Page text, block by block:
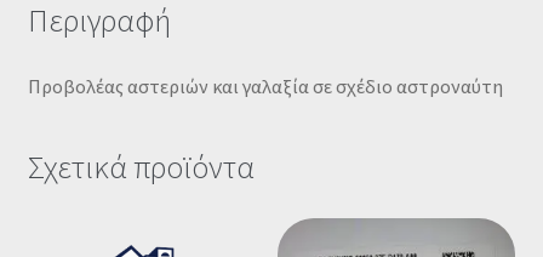
Περιγραφή
Προβολέας αστεριών και γαλαξία σε σχέδιο αστροναύτη
Σχετικά προϊόντα